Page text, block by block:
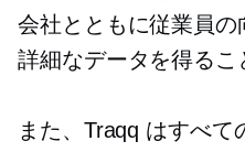
会社とともに従業員
詳細なデータを得るこ
また、Traqq はすべて